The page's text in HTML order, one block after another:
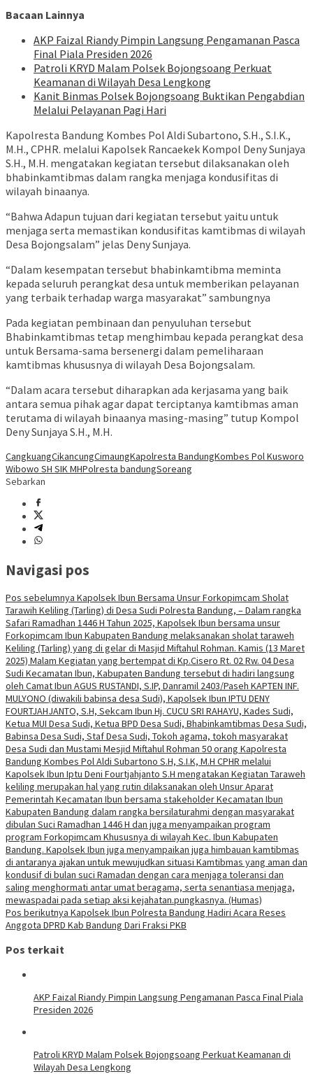
Bacaan Lainnya
AKP Faizal Riandy Pimpin Langsung Pengamanan Pasca
Final Piala Presiden 2026
Patroli KRYD Malam Polsek Bojongsoang Perkuat
Keamanan di Wilayah Desa Lengkong
Kanit Binmas Polsek Bojongsoang Buktikan Pengabdian
Melalui Pelayanan Pagi Hari
Kapolresta Bandung Kombes Pol Aldi Subartono, S.H., S.I.K.,
M.H., CPHR. melalui Kapolsek Rancaekek Kompol Deny Sunjaya
S.H., M.H. mengatakan kegiatan tersebut dilaksanakan oleh
bhabinkamtibmas dalam rangka menjaga kondusifitas di
wilayah binaanya.
“Bahwa Adapun tujuan dari kegiatan tersebut yaitu untuk
menjaga serta memastikan kondusifitas kamtibmas di wilayah
Desa Bojongsalam” jelas Deny Sunjaya.
“Dalam kesempatan tersebut bhabinkamtibma meminta
kepada seluruh perangkat desa untuk memberikan pelayanan
yang terbaik terhadap warga masyarakat” sambungnya
Pada kegiatan pembinaan dan penyuluhan tersebut
Bhabinkamtibmas tetap menghimbau kepada perangkat desa
untuk Bersama-sama bersenergi dalam pemeliharaan
kamtibmas khususnya di wilayah Desa Bojongsalam.
“Dalam acara tersebut diharapkan ada kerjasama yang baik
antara semua pihak agar dapat terciptanya kamtibmas aman
terutama di wilayah binaanya masing-masing” tutup Kompol
Deny Sunjaya S.H., M.H.
CangkuangCikancungCimaungKapolresta BandungKombes Pol Kusworo
Wibowo SH SIK MHPolresta bandungSoreang
Sebarkan
Navigasi pos
Pos sebelumnya Kapolsek Ibun Bersama Unsur Forkopimcam Sholat
Tarawih Keliling (Tarling) di Desa Sudi Polresta Bandung, – Dalam rangka
Safari Ramadhan 1446 H Tahun 2025, Kapolsek Ibun bersama unsur
Forkopimcam Ibun Kabupaten Bandung melaksanakan sholat taraweh
Keliling (Tarling) yang di gelar di Masjid Miftahul Rohman. Kamis (13 Maret
2025) Malam Kegiatan yang bertempat di Kp.Cisero Rt. 02 Rw. 04 Desa
Sudi Kecamatan Ibun, Kabupaten Bandung tersebut di hadiri langsung
oleh Camat Ibun AGUS RUSTANDI, S.IP, Danramil 2403/Paseh KAPTEN INF.
MULYONO (diwakili babinsa desa Sudi), Kapolsek Ibun IPTU DENY
FOURTJAHJANTO, S.H, Sekcam Ibun Hj. CUCU SRI RAHAYU, Kades Sudi,
Ketua MUI Desa Sudi, Ketua BPD Desa Sudi, Bhabinkamtibmas Desa Sudi,
Babinsa Desa Sudi, Staf Desa Sudi, Tokoh agama, tokoh masyarakat
Desa Sudi dan Mustami Mesjid Miftahul Rohman 50 orang Kapolresta
Bandung Kombes Pol Aldi Subartono S.H, S.I.K, M.H CPHR melalui
Kapolsek Ibun Iptu Deni Fourtjahjanto S.H mengatakan Kegiatan Taraweh
keliling merupakan hal yang rutin dilaksanakan oleh Unsur Aparat
Pemerintah Kecamatan Ibun bersama stakeholder Kecamatan Ibun
Kabupaten Bandung dalam rangka bersilaturahmi dengan masyarakat
dibulan Suci Ramadhan 1446 H dan juga menyampaikan program
program Forkopimcam Khususnya di wilayah Kec. Ibun Kabupaten
Bandung. Kapolsek Ibun juga menyampaikan juga himbauan kamtibmas
di antaranya ajakan untuk mewujudkan situasi Kamtibmas yang aman dan
kondusif di bulan suci Ramadan dengan cara menjaga toleransi dan
saling menghormati antar umat beragama, serta senantiasa menjaga,
mewaspadai pada setiap aksi kejahatan.pungkasnya. (Humas)
Pos berikutnya Kapolsek Ibun Polresta Bandung Hadiri Acara Reses
Anggota DPRD Kab Bandung Dari Fraksi PKB
Pos terkait
AKP Faizal Riandy Pimpin Langsung Pengamanan Pasca Final Piala
Presiden 2026
Patroli KRYD Malam Polsek Bojongsoang Perkuat Keamanan di
Wilayah Desa Lengkong